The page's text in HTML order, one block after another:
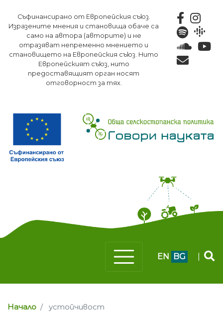
към
основното
съдържание
Съфинансирано от Европейския съюз.
Изразените мнения и становища обаче са
само на автора (авторите) и не
отразяват непременно мнението и
становището на Европейския съюз. Нито
Европейският съюз, нито
предоставящият орган носят
отговорност за тях.
EN BG
Начало устойчивост